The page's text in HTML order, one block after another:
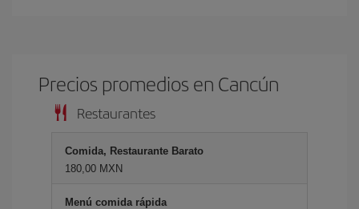
Precios promedios en Cancún
Restaurantes
Comida, Restaurante Barato
180,00 MXN
Menú comida rápida